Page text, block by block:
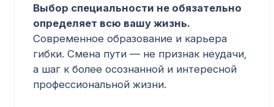
Выбор специальности не обязательно
определяет всю вашу жизнь.
Современное образование и карьера
гибки. Смена пути — не признак неудачи,
а шаг к более осознанной и интересной
профессиональной жизни.